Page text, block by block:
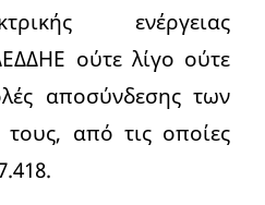
ενέργειας
ούτε λίγο ούτε
αποσύνδεσης των
από τις οποίες